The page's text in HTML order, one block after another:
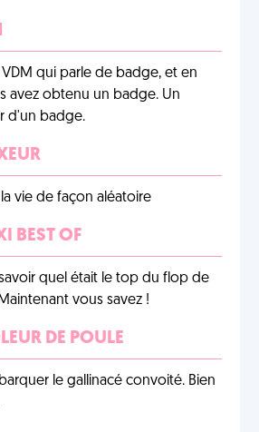
qui parle de badge, et en
avez obtenu un badge. Un
d'un badge.
vie de façon aléatoire
BEST OF
quel était le top du flop de
vous savez !
DE POULE
le gallinacé convoité. Bien